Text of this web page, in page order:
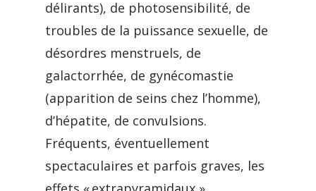
délirants), de photosensibilité, de
troubles de la puissance sexuelle, de
désordres menstruels, de
galactorrhée, de gynécomastie
(apparition de seins chez l’homme),
d’hépatite, de convulsions.
Fréquents, éventuellement
spectaculaires et parfois graves, les